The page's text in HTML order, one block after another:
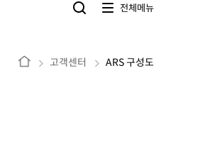
검
전
버
튼
전체메뉴
홈 고객센터 ARS 구성도